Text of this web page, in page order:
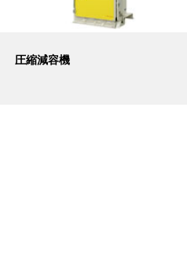
圧縮減容機